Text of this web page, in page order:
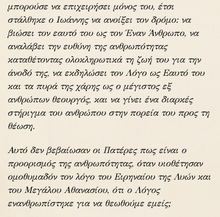
μπορούσε να επιχειρήσει μόνος του, έτσι
στάλθηκε ο Ιωάννης να ανοίξει τον δρόμο: να
βιώσει τον εαυτό του ως τον Έναν Άνθρωπο, να
αναλάβει την ευθύνη της ανθρωπότητας
καταθέτοντας ολοκληρωτικά τη ζωή του για την
άνοδό της, να εκδηλώσει τον Λόγο ως Εαυτό του
και τα πυρά της χάρης ως ο μέγιστος εξ
ανθρώπων θεουργός, και να γίνει ένα διαρκές
στήριγμα του ανθρώπου στην πορεία του προς τη
θέωση.
Αυτό δεν βεβαίωσαν οι Πατέρες πως είναι ο
προορισμός της ανθρωπότητας, όταν υιοθέτησαν
ομοθυμαδόν τον λόγο του Ειρηναίου της Λυών και
του Μεγάλου Αθανασίου, ότι ο Λόγος
ενανθρωπίστηκε για να θεωθούμε εμείς;